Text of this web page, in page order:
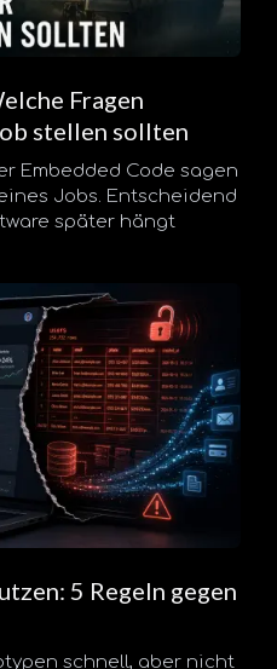
Fragen
stellen sollten
Embedded Code sagen
Jobs. Entscheidend
später hängt
5 Regeln gegen
schnell, aber nicht